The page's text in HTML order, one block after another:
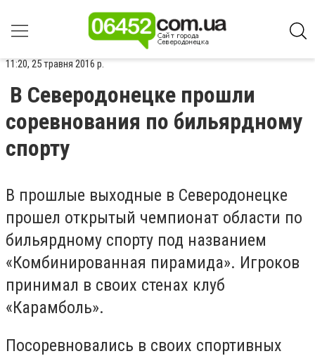
11:20, 25 травня 2016 р.
В Северодонецке прошли
соревнования по бильярдному
спорту
В прошлые выходные в Северодонецке
прошел открытый чемпионат области по
бильярдному спорту под названием
«Комбинированная пирамида». Игроков
принимал в своих стенах клуб
«Карамболь».
Посоревновались в своих спортивных